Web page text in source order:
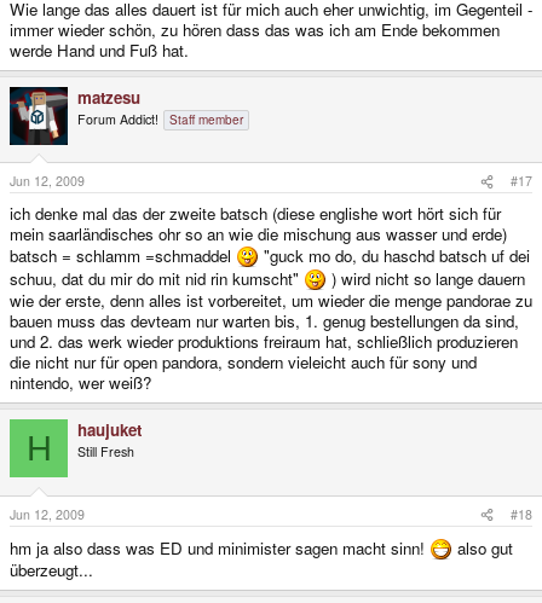
Wie lange das alles dauert ist für mich auch eher unwichtig, im Gegenteil -
immer wieder schön, zu hören dass das was ich am Ende bekommen
werde Hand und Fuß hat.
matzesu
Forum Addict! Staff member
Jun 12, 2009 #17
ich denke mal das der zweite batsch (diese englishe wort hört sich für
mein saarländisches ohr so an wie die mischung aus wasser und erde)
batsch = schlamm =schmaddel
"guck mo do, du haschd batsch uf dei
schuu, dat du mir do mit nid rin kumscht"
) wird nicht so lange dauern
wie der erste, denn alles ist vorbereitet, um wieder die menge pandorae zu
bauen muss das devteam nur warten bis, 1. genug bestellungen da sind,
und 2. das werk wieder produktions freiraum hat, schließlich produzieren
die nicht nur für open pandora, sondern vieleicht auch für sony und
nintendo, wer weiß?
H haujuket
Still Fresh
Jun 12, 2009 #18
hm ja also dass was ED und minimister sagen macht sinn!
also gut
überzeugt...